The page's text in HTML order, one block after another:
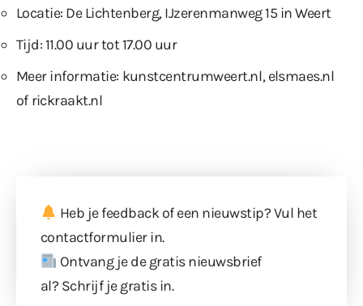
Locatie: De Lichtenberg, IJzerenmanweg 15 in Weert
Tijd: 11.00 uur tot 17.00 uur
Meer informatie: kunstcentrumweert.nl,elsmaes.nl
of rickraakt.nl
Heb je feedback of een nieuwstip? Vul het
contactformulierin.
Ontvang je de gratis nieuwsbrief
al? Schrijf je gratis in.